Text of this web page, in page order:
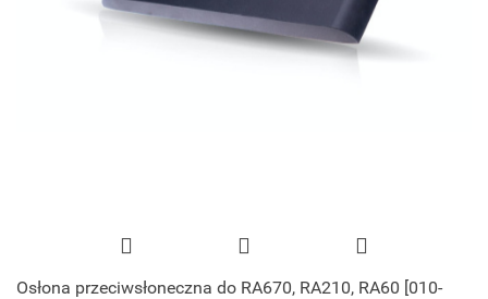
Osłona przeciwsłoneczna do RA670, RA210, RA60 [010-